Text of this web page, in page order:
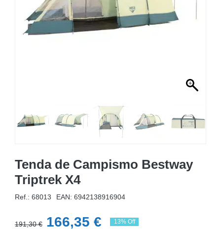
MOBILIÁRIO INSUFLÁVEL
CAMPISMO
Tenda de Campismo Bestway
Triptrek X4
Ref.: 68013 EAN: 6942138916904
191,30€ O
166,35 €O 13% Off